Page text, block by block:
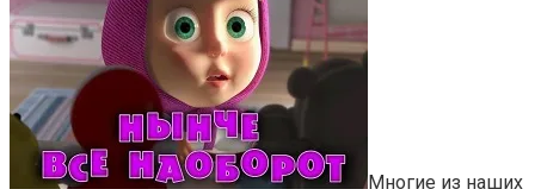
Многие из наших